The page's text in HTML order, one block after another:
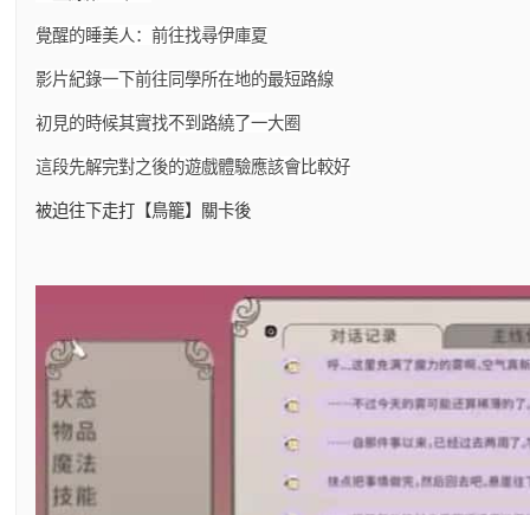
覺醒的睡美人：前往找尋伊庫夏
影片紀錄一下前往同學所在地的最短路線
初見的時候其實找不到路繞了一大圈
這段先解完對之後的遊戲體驗應該會比較好
被迫往下走打【鳥籠】關卡後